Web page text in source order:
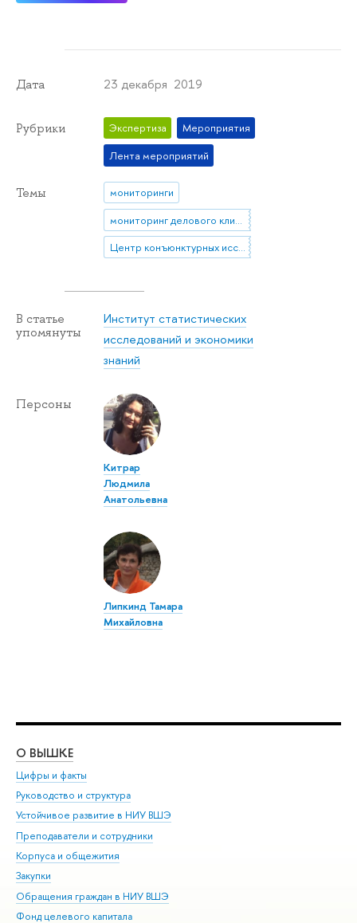
Дата 23 декабря 2019
Рубрики Экспертиза
Мероприятия
Лента мероприятий
Темы
мониторинги
мониторинг делового климата
Центр конъюнктурных исследований
В статье
упомянуты
Институт статистических
исследований и экономики
знаний
Персоны
Китрар
Людмила
Анатольевна
Липкинд Тамара
Михайловна
О ВЫШКЕ
Цифры и факты
Руководство и структура
Устойчивое развитие в НИУ ВШЭ
Преподаватели и сотрудники
Корпуса и общежития
Закупки
Обращения граждан в НИУ ВШЭ
Фонд целевого капитала